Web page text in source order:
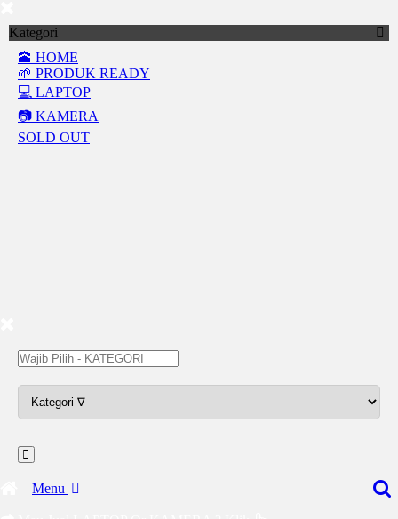
Kategori
🕋 HOME
🌱 PRODUK READY
💻 LAPTOP
📷 KAMERA
SOLD OUT
Menu